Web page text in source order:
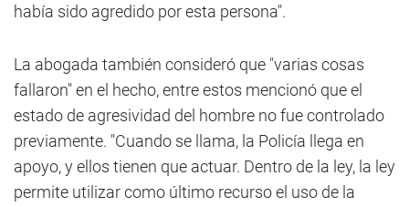
había sido agredido por esta persona".
La abogada también consideró que "varias cosas
fallaron" en el hecho, entre estos mencionó que el
estado de agresividad del hombre no fue controlado
previamente. "Cuando se llama, la Policía llega en
apoyo, y ellos tienen que actuar. Dentro de la ley, la ley
permite utilizar como último recurso el uso de la